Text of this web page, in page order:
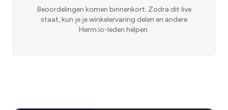
Beoordelingen komen binnenkort. Zodra dit live
staat, kun je je winkelervaring delen en andere
Herm.io-leden helpen.